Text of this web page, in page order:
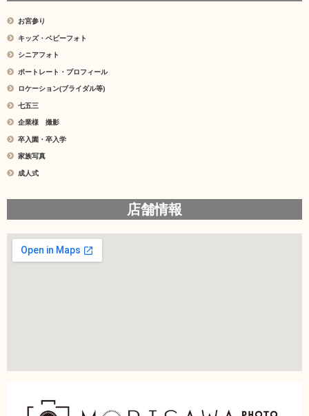
お宮参り
キッズ・ベビーフォト
シニアフォト
ポートレート・プロフィール
ロケーション(ブライダル等)
七五三
企業様 撮影
卒入園・卒入学
家族写真
成人式
店舗情報